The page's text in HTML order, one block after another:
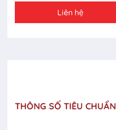
Liên hệ
THÔNG SỐ TIÊU CHUẨN